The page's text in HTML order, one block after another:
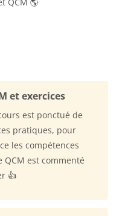
et exercices
est ponctué de
pratiques, pour
les compétences
QCM est commenté
👍